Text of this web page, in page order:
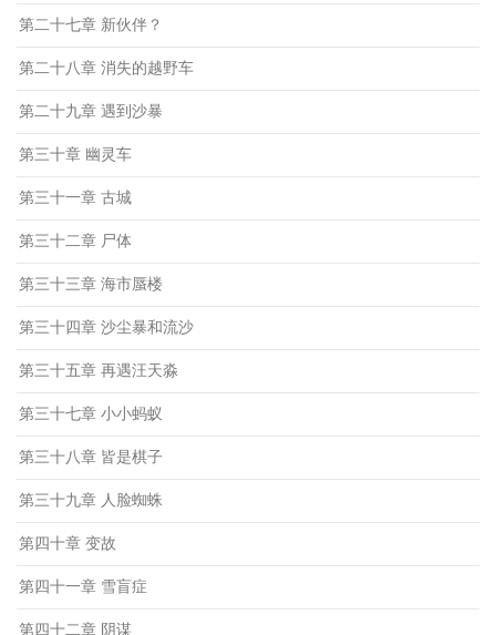
第二十七章 新伙伴？
第二十八章 消失的越野车
第二十九章 遇到沙暴
第三十章 幽灵车
第三十一章 古城
第三十二章 尸体
第三十三章 海市蜃楼
第三十四章 沙尘暴和流沙
第三十五章 再遇汪天淼
第三十七章 小小蚂蚁
第三十八章 皆是棋子
第三十九章 人脸蜘蛛
第四十章 变故
第四十一章 雪盲症
第四十二章 阴谋